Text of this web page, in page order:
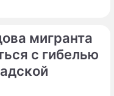
мигранта
с гибелью